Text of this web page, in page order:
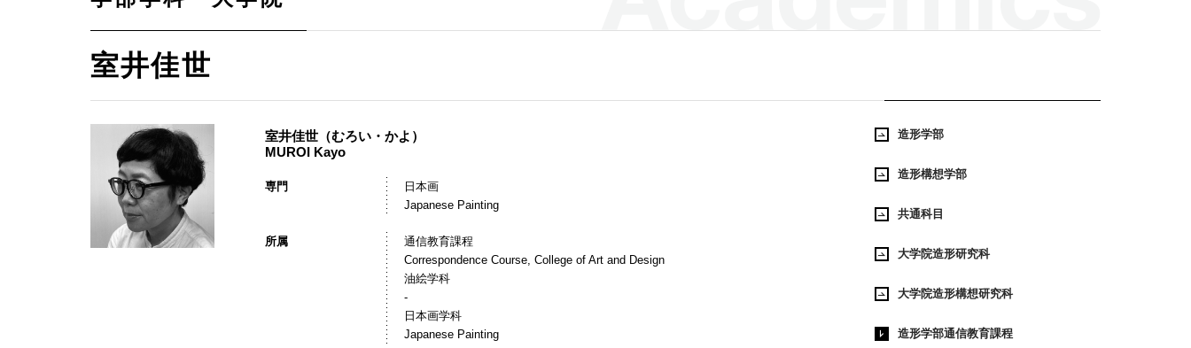
室井佳世
室井佳世（むろい・かよ）
MUROI Kayo
専門
日本画
Japanese Painting
所属
通信教育課程
Correspondence Course, College of Art and Design
油絵学科
-
日本画学科
Japanese Painting
造形学部
造形構想学部
共通科目
大学院造形研究科
大学院造形構想研究科
造形学部通信教育課程